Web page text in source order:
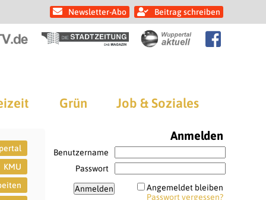
Newsletter-Abo Beitrag schreiben
Grün Job & Soziales
KMU
Anmelden
Benutzername
Passwort
Angemeldet bleiben
Passwort vergessen?